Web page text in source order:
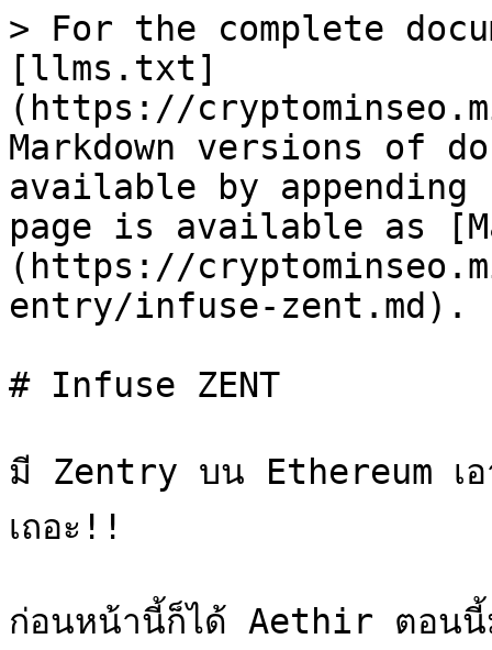
> For the complete
[llms.txt]
(https://
Markdown versions of
available by
page is available as
(https://
entry/infuse-zent.md).
# Infuse ZENT
มี Zentry บน Ethereum เ
เถอะ!!
ก่อนหน้านี้ก็ได้ Aethir ตอนนี้